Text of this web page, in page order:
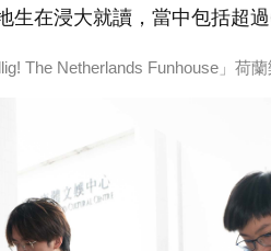
在浸大就讀，當中包括超過
The Netherlands Funhouse」荷蘭